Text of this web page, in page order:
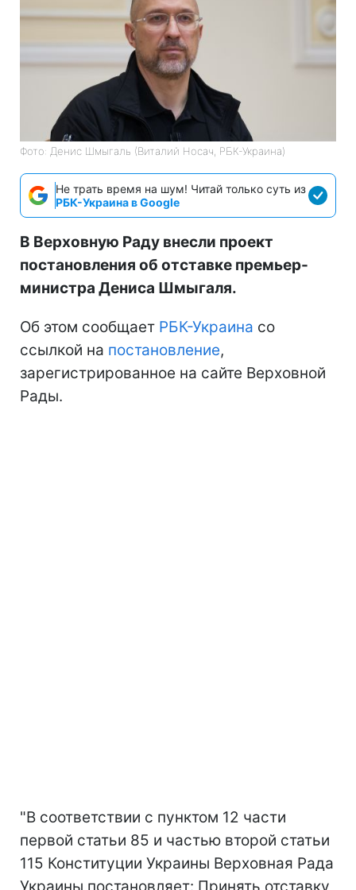
Фото: Денис Шмыгаль (Виталий Носач, РБК-Украина)
Не трать время на шум! Читай только суть из
РБК-Украина в Google
В Верховную Раду внесли проект
постановления об отставке премьер-
министра Дениса Шмыгаля.
Об этом сообщает РБК-Украина со
ссылкой на постановление,
зарегистрированное на сайте Верховной
Рады.
"В соответствии с пунктом 12 части
первой статьи 85 и частью второй статьи
115 Конституции Украины Верховная Рада
Украины постановляет: Принять отставку